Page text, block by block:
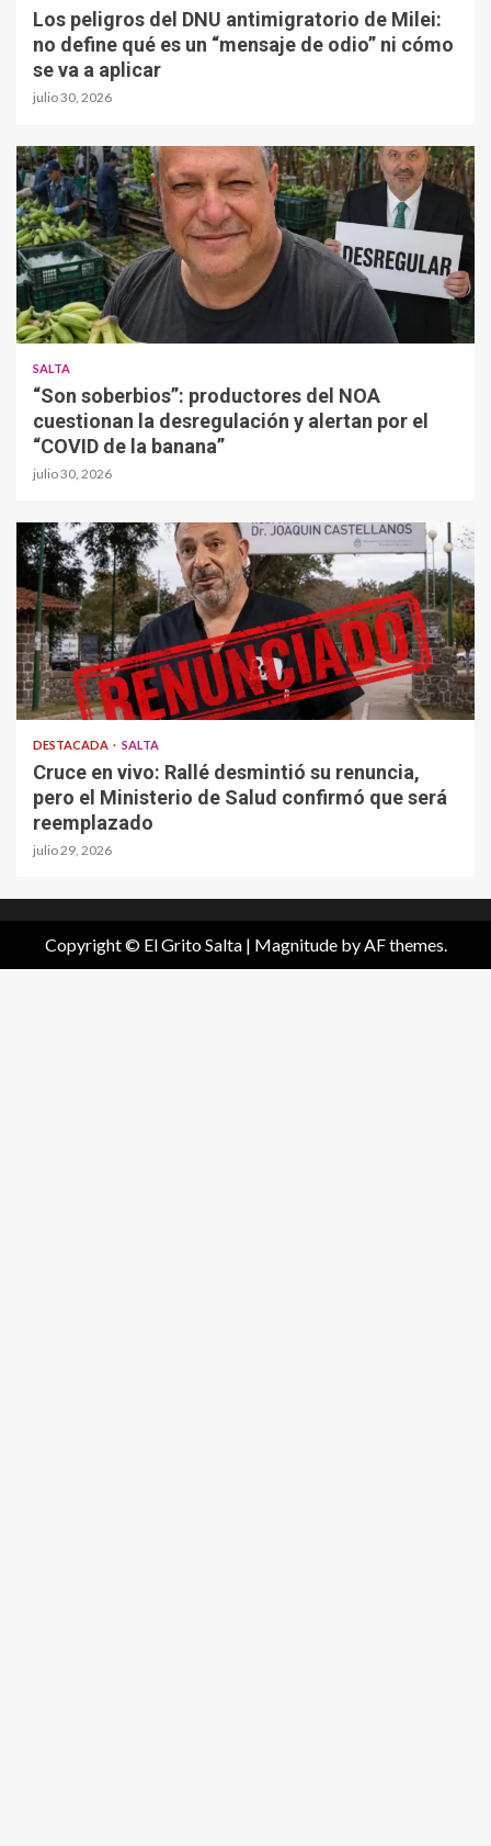
Los peligros del DNU antimigratorio de Milei:
no define qué es un “mensaje de odio” ni cómo
se va a aplicar
julio 30, 2026
SALTA
“Son soberbios”: productores del NOA
cuestionan la desregulación y alertan por el
“COVID de la banana”
julio 30, 2026
DESTACADA SALTA
Cruce en vivo: Rallé desmintió su renuncia,
pero el Ministerio de Salud confirmó que será
reemplazado
julio 29, 2026
Copyright © El Grito Salta | Magnitudeby AF themes.